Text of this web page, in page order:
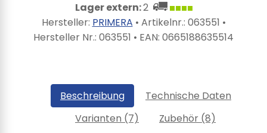
Lager extern:2
Hersteller: PRIMERA • Artikelnr.: 063551 •
Hersteller Nr.: 063551 • EAN: 0665188635514
Beschreibung
Technische Daten
Varianten (7)
Zubehör (8)